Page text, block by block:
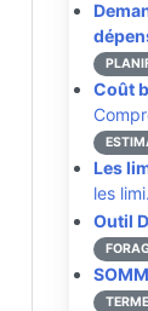
Coût
Les
les
Outil